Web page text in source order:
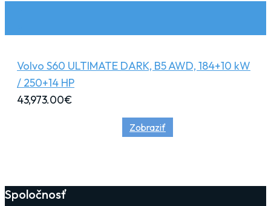
Volvo S60 ULTIMATE DARK, B5 AWD, 184+10 kW
/ 250+14 HP
43,973.00€
Zobraziť
Spoločnosť